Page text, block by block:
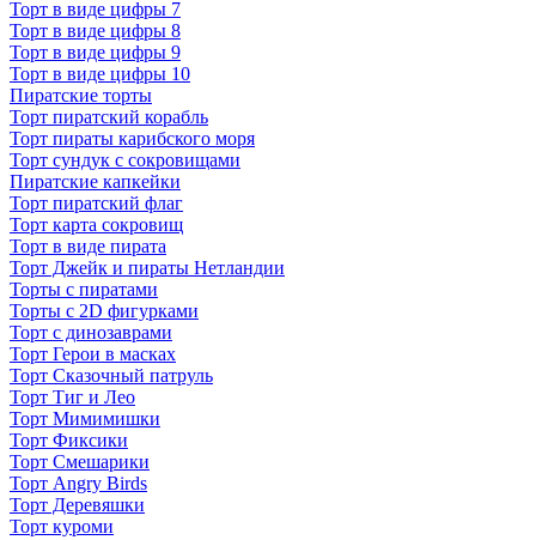
Торт в виде цифры 7
Торт в виде цифры 8
Торт в виде цифры 9
Торт в виде цифры 10
Пиратские торты
Торт пиратский корабль
Торт пираты карибского моря
Торт сундук с сокровищами
Пиратские капкейки
Торт пиратский флаг
Торт карта сокровищ
Торт в виде пирата
Торт Джейк и пираты Нетландии
Торты с пиратами
Торты с 2D фигурками
Торт с динозаврами
Торт Герои в масках
Торт Сказочный патруль
Торт Тиг и Лео
Торт Мимимишки
Торт Фиксики
Торт Смешарики
Торт Angry Birds
Торт Деревяшки
Торт куроми